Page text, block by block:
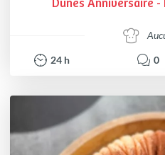
Dunes Anniversaire -
24 h 0